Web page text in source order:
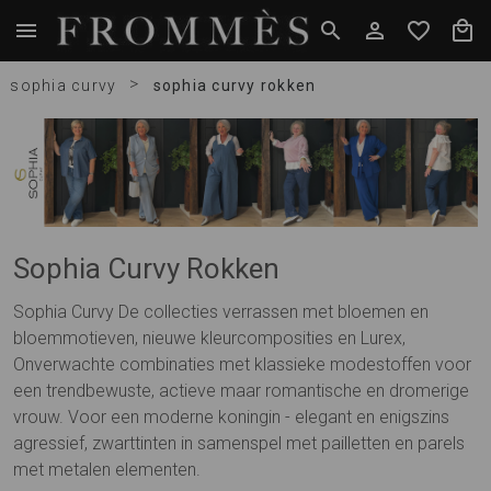
sophia curvy > sophia curvy rokken
Sophia Curvy Rokken
Sophia Curvy De collecties verrassen met bloemen en
bloemmotieven, nieuwe kleurcomposities en Lurex,
Onverwachte combinaties met klassieke modestoffen voor
een trendbewuste, actieve maar romantische en dromerige
vrouw. Voor een moderne koningin - elegant en enigszins
agressief, zwarttinten in samenspel met pailletten en parels
met metalen elementen.